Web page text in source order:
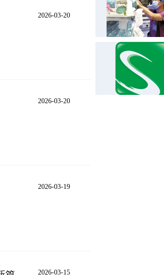
2026-03-20
2026-03-20
2026-03-19
2026-03-15